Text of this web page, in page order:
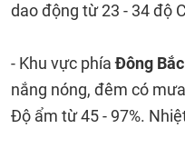
dao động từ 23 - 34 độ
- Khu vực phíaĐông
nắng nóng, đêm có
Độ ẩm từ 45 - 97%.